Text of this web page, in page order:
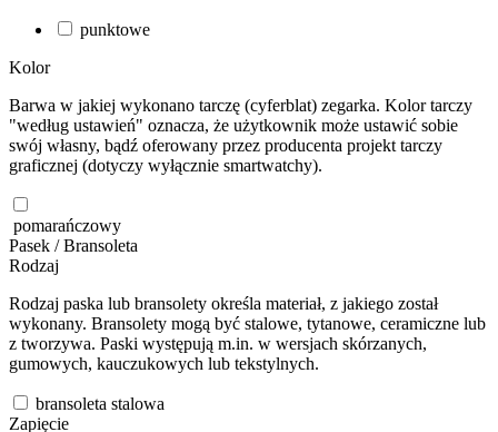
punktowe
Kolor
Barwa w jakiej wykonano tarczę (cyferblat) zegarka. Kolor tarczy
"według ustawień" oznacza, że użytkownik może ustawić sobie
swój własny, bądź oferowany przez producenta projekt tarczy
graficznej (dotyczy wyłącznie smartwatchy).
pomarańczowy
Pasek / Bransoleta
Rodzaj
Rodzaj paska lub bransolety określa materiał, z jakiego został
wykonany. Bransolety mogą być stalowe, tytanowe, ceramiczne lub
z tworzywa. Paski występują m.in. w wersjach skórzanych,
gumowych, kauczukowych lub tekstylnych.
bransoleta stalowa
Zapięcie